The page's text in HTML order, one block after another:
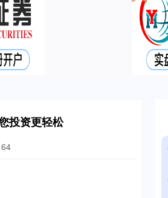
投资更轻松